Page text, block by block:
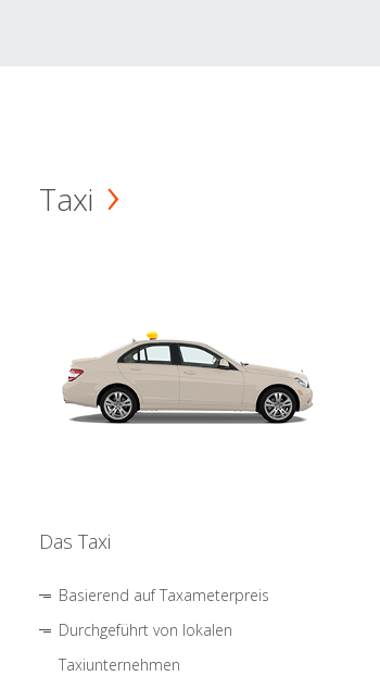
Taxi
Das Taxi
Basierend auf Taxameterpreis
Durchgeführt von lokalen
Taxiunternehmen